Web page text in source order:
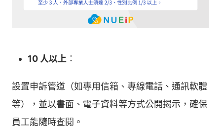
10 人以上 ：
設置申訴管道（如專用信箱、專線電話、通訊軟體
等），並以書面、電子資料等方式公開揭示，確保
員工能隨時查閱。